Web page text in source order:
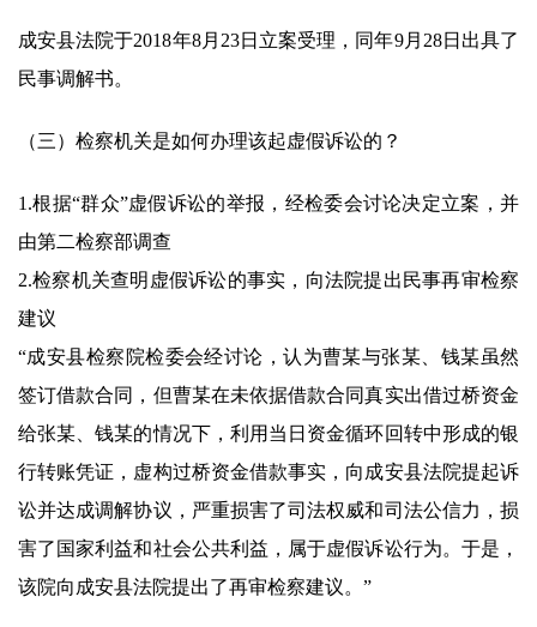
成安县法院于2018年8月23日立案受理，同年9月28日出具了
民事调解书。
（三）检察机关是如何办理该起虚假诉讼的？
1.根据“群众”虚假诉讼的举报，经检委会讨论决定立案，并
由第二检察部调查
2.检察机关查明虚假诉讼的事实，向法院提出民事再审检察
建议
“成安县检察院检委会经讨论，认为曹某与张某、钱某虽然
签订借款合同，但曹某在未依据借款合同真实出借过桥资金
给张某、钱某的情况下，利用当日资金循环回转中形成的银
行转账凭证，虚构过桥资金借款事实，向成安县法院提起诉
讼并达成调解协议，严重损害了司法权威和司法公信力，损
害了国家利益和社会公共利益，属于虚假诉讼行为。于是，
该院向成安县法院提出了再审检察建议。”